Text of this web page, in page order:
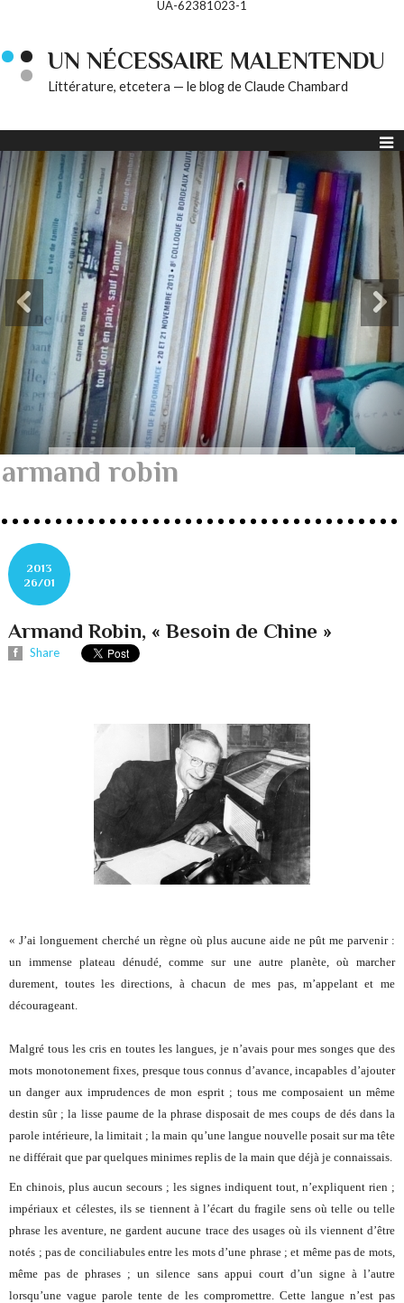
UA-62381023-1
UN NÉCESSAIRE MALENTENDU
Littérature, etcetera — le blog de Claude Chambard
armand robin
2013
26/01
Armand Robin, « Besoin de Chine »
Share
« J’ai longuement cherché un règne où plus aucune aide ne pût me parvenir :
un immense plateau dénudé, comme sur une autre planète, où marcher
durement, toutes les directions, à chacun de mes pas, m’appelant et me
décourageant.
Malgré tous les cris en toutes les langues, je n’avais pour mes songes que des
mots monotonement fixes, presque tous connus d’avance, incapables d’ajouter
un danger aux imprudences de mon esprit ; tous me composaient un même
destin sûr ; la lisse paume de la phrase disposait de mes coups de dés dans la
parole intérieure, la limitait ; la main qu’une langue nouvelle posait sur ma tête
ne différait que par quelques minimes replis de la main que déjà je connaissais.
En chinois, plus aucun secours ; les signes indiquent tout, n’expliquent rien ;
impériaux et célestes, ils se tiennent à l’écart du fragile sens où telle ou telle
phrase les aventure, ne gardent aucune trace des usages où ils viennent d’être
notés ; pas de conciliabules entre les mots d’une phrase ; et même pas de mots,
même pas de phrases ; un silence sans appui court d’un signe à l’autre
lorsqu’une vague parole tente de les compromettre. Cette langue n’est pas